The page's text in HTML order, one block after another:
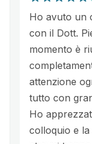
Ho avuto un
con il Dott.
momento è
attenzione
tutto con
Ho
colloquio e la